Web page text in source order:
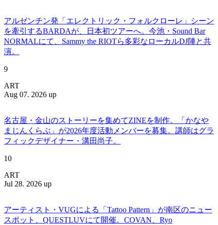
アルゼンチン発「エレクトリック・フォルクローレ」シーン
を牽引するBARDAが、日本初ツアーへ。今池・Sound Bar
NORMALにて、Sammy the RIOTら多彩なローカルDJ陣と共
演。
9
ART
Aug 07. 2026 up
名古屋・金山のストーリーを集めてZINEを制作。「かなや
まじんくらぶ」が2026年度活動メンバーを募集。講師はグラ
フィックデザイナー・溝田尚子。
10
ART
Jul 28. 2026 up
アーティスト・VUGによる「Tattoo Pattern」が南区のニュー
スポット、QUESTLUVにて開催。COVAN、Ryo